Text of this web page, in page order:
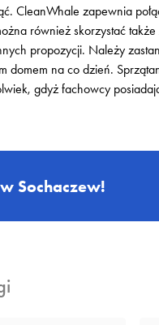
CleanWhale zapewnia
również skorzystać
propozycji. Należy
domem na co dzień.
gdyż fachowcy
Sochaczew!